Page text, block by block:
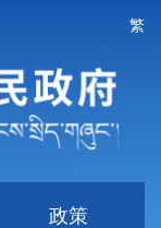
繁
政策